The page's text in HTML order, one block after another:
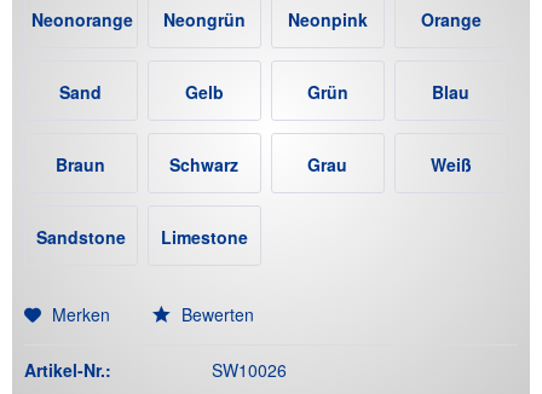
Neonorange Neongrün Neonpink Orange
Sand Gelb Grün Blau
Braun Schwarz Grau Weiß
Sandstone
Limestone
Merken
Bewerten
Artikel-Nr.: SW10026